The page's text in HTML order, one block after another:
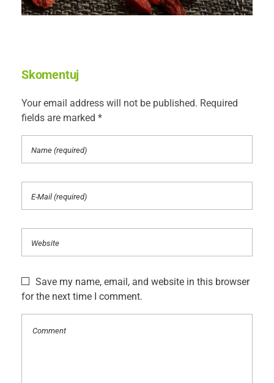
Skomentuj
Your email address will not be published. Required
fields are marked *
Save my name, email, and website in this browser
for the next time I comment.